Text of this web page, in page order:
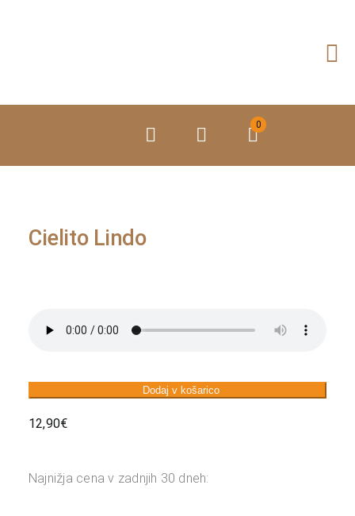
0
Cielito Lindo
Dodaj v košarico
12,90€
Najnižja cena v zadnjih 30 dneh: